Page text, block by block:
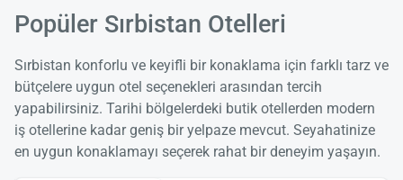
Popüler Sırbistan Otelleri
Sırbistan konforlu ve keyifli bir konaklama için farklı tarz ve
bütçelere uygun otel seçenekleri arasından tercih
yapabilirsiniz. Tarihi bölgelerdeki butik otellerden modern
iş otellerine kadar geniş bir yelpaze mevcut. Seyahatinize
en uygun konaklamayı seçerek rahat bir deneyim yaşayın.